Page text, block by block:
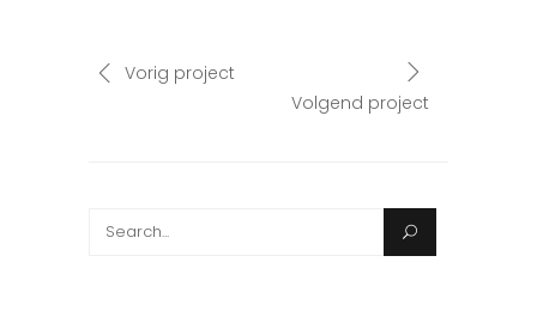
Vorig project
Volgend project
Search